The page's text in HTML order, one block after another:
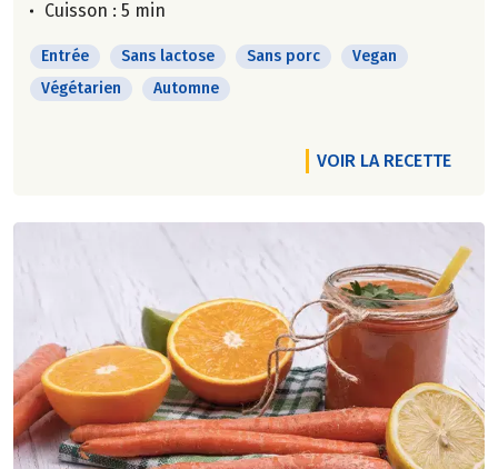
Cuisson : 5 min
Entrée Sans lactose Sans porc
Vegan
Végétarien
Automne
VOIR LA RECETTE